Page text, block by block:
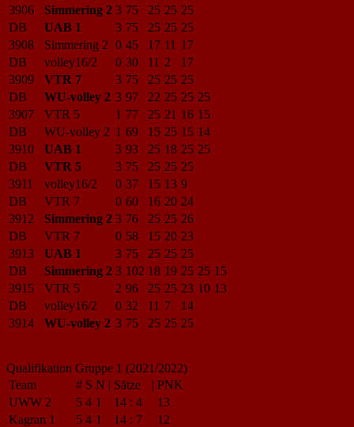
3906
Simmering 2 3 75 25 25 25
DB
UAB 1 3 75 25 25 25
3908
Simmering 2 0 45 17 11 17
DB
volley16/2 0 30 11 2
17
3909
VTR 7 3 75 25 25 25
DB
WU-volley 2 3 97 22 25 25 25
3907
VTR 5 1 77 25 21 16 15
DB
WU-volley 2 1 69 15 25 15 14
3910
UAB 1 3 93 25 18 25 25
DB
VTR 5 3 75 25 25 25
3911
volley16/2 0 37 15 13 9
DB
VTR 7 0 60 16 20 24
3912
Simmering 2 3 76 25 25 26
DB
VTR 7 0 58 15 20 23
3913
UAB 1 3 75 25 25 25
DB
Simmering 2 3 102 18 19 25 25 15
3915
VTR 5 2 96 25 25 23 10 13
DB
volley16/2 0 32 11 7
14
3914
WU-volley 2 3 75 25 25 25
Qualifikation Gruppe 1 (2021/2022)
Team
# S N | Sätze | PNK
UWW 2
5 4 1 14 : 4
13
Kagran 1
5 4 1 14 : 7
12